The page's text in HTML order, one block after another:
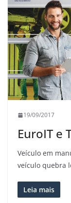
19/09/2017
EuroIT e
Veículo em
veículo quebra
Leia mais